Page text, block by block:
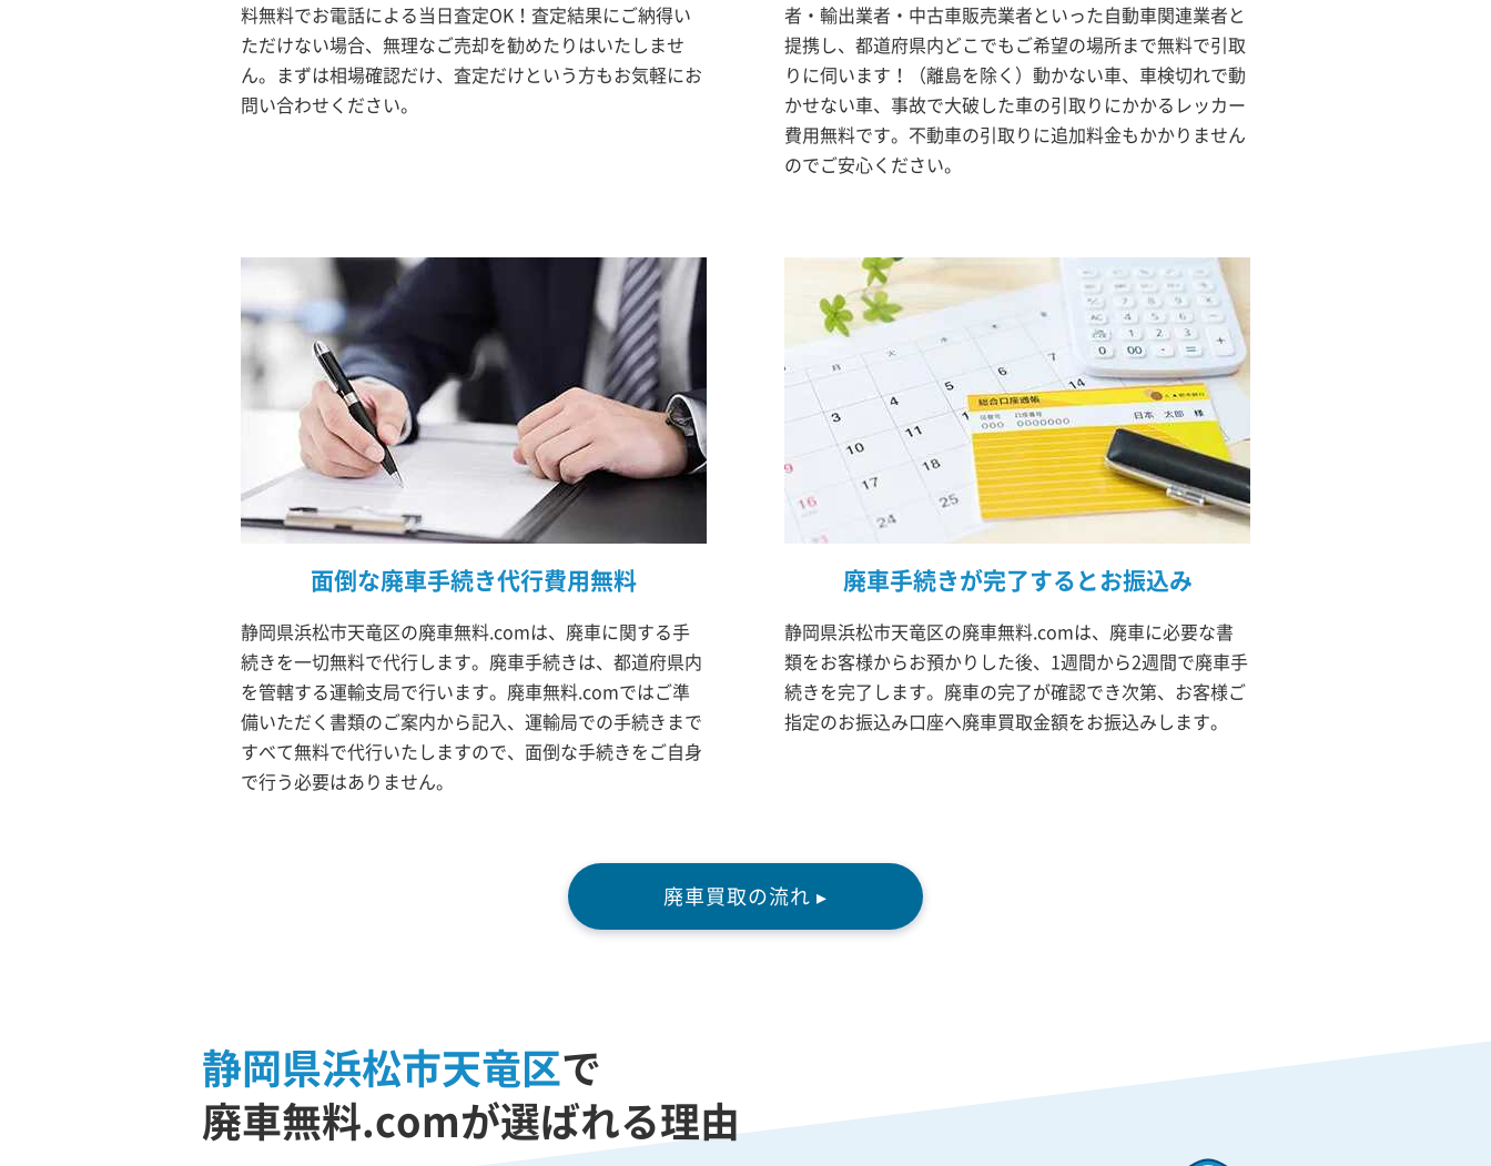
料無料でお電話による当日査定OK！査定結果にご納得い
ただけない場合、無理なご売却を勧めたりはいたしませ
ん。まずは相場確認だけ、査定だけという方もお気軽にお
問い合わせください。
者・輸出業者・中古車販売業者といった自動車関連業者と
提携し、都道府県内どこでもご希望の場所まで無料で引取
りに伺います！（離島を除く）動かない車、車検切れで動
かせない車、事故で大破した車の引取りにかかるレッカー
費用無料です。不動車の引取りに追加料金もかかりません
のでご安心ください。
面倒な廃車手続き代行費用無料
静岡県浜松市天竜区の廃車無料.comは、廃車に関する手
続きを一切無料で代行します。廃車手続きは、都道府県内
を管轄する運輸支局で行います。廃車無料.comではご準
備いただく書類のご案内から記入、運輸局での手続きまで
すべて無料で代行いたしますので、面倒な手続きをご自身
で行う必要はありません。
廃車手続きが完了するとお振込み
静岡県浜松市天竜区の廃車無料.comは、廃車に必要な書
類をお客様からお預かりした後、1週間から2週間で廃車手
続きを完了します。廃車の完了が確認でき次第、お客様ご
指定のお振込み口座へ廃車買取金額をお振込みします。
廃車買取の流れ ▸
静岡県浜松市天竜区で
廃車無料.comが選ばれる理由